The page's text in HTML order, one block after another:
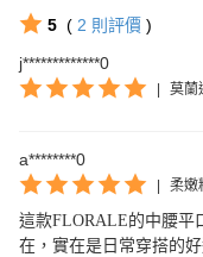
5 ( 2 則評價 )
j*************0
莫蘭
a********0
柔嫩
這款FLORALE的中腰平
在，實在是日常穿搭的好